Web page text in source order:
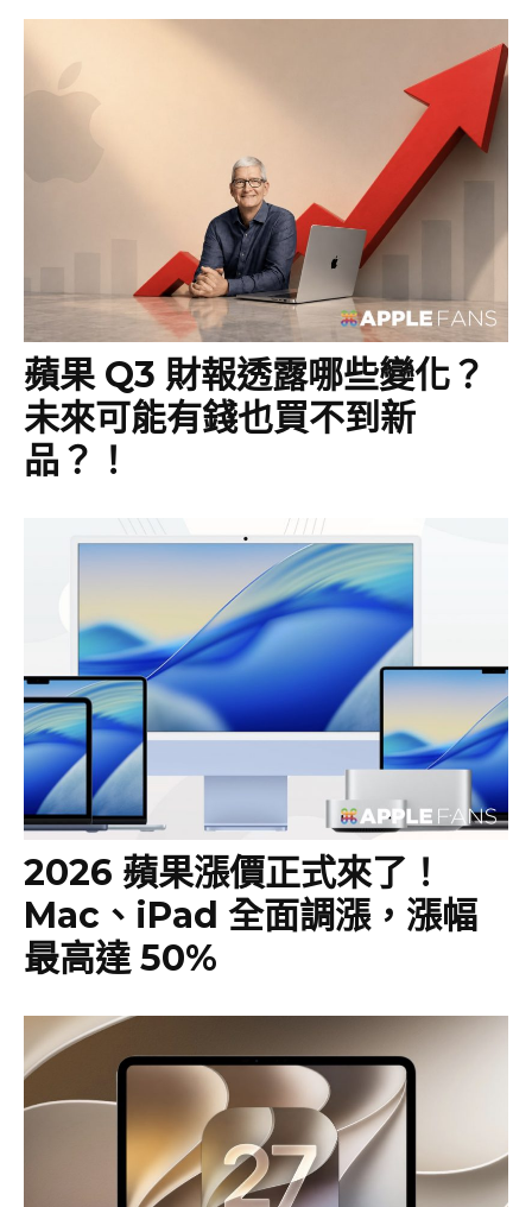
蘋果 Q3 財報透露哪些變化？
未來可能有錢也買不到新
品？！
2026 蘋果漲價正式來了！
Mac、iPad 全面調漲，漲幅
最高達 50%